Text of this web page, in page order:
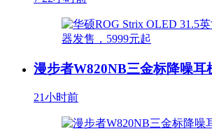
漫步者W820NB三金标降噪耳
21小时前